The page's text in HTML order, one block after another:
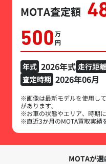
MOTA査定額
500万円
年式 2026年式 走行距離
査定時期 2026年06月
※画像は最新モデルを使用し
があります。
※お車の状態やエリア、時期
※直近3か月のMOTA買取実績
MOTAが